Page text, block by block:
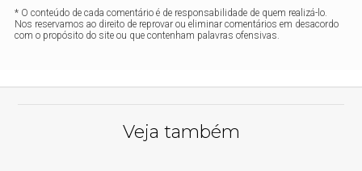
* O conteúdo de cada comentário é de responsabilidade de quem realizá-lo.
Nos reservamos ao direito de reprovar ou eliminar comentários em desacordo
com o propósito do site ou que contenham palavras ofensivas.
Veja também